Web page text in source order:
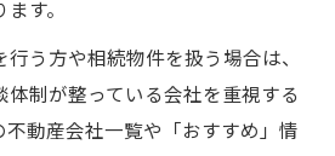
す。
う方や相続物件を扱う場合は、
体制が整っている会社を重視する
不動産会社一覧や「おすすめ」情